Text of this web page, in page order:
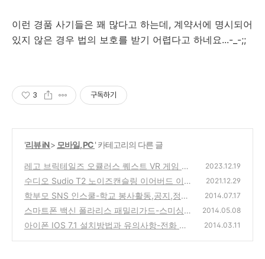
이런 경품 사기들은 꽤 많다고 하는데, 계약서에 명시되어
있지 않은 경우 법의 보호를 받기 어렵다고 하네요...-_-;;
3 구독하기
'리뷰 iN> 모바일, PC' 카테고리의 다른 글
레고 브릭테일즈 오큘러스 퀘스트 VR 게임 리
뷰와 25% 할인쿠폰 LEGO BRICK TALES
(1)
2023.12.19
수디오 Sudio T2 노이즈캔슬링 이어버드 이어
폰 리뷰
(3)
2021.12.29
학부모 SNS 인스쿨-학교 봉사활동,공지,정보,
친목,일정 공유의 스마트폰용 앱 사용기 리뷰
(0)
2014.07.17
스마트폰 백신 폴라리스 패밀리가드-스미싱
사기에 가족을 지켜주는 원격관리 앱 사용방법
2014.05.08
아이폰 IOS 7.1 설치방법과 유의사항-전화 통
2014.03.11